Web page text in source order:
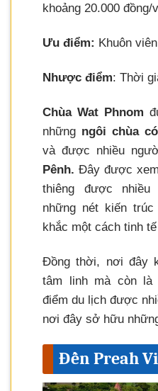
khoảng 20.000 đồng/
Ưu điểm: Khuôn
Nhược điểm: Thời
Chùa Wat Phnom
những ngôi chùa
và được nhiều
Pênh. Đây được
thiêng được
những nét kiến
khắc một cách tinh
Đồng thời, nơi đây
tâm linh mà còn là
điểm du lịch được
nơi đây sở hữu
Đền Preah